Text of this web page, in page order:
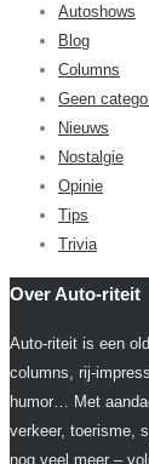
Autoshows
Blog
Columns
Geen
Nieuws
Nostalgie
Opinie
Tips
Trivia
Over Auto-riteit
Auto-riteit is een
columns, rij-
humor… Met
verkeer, toerisme,
nog veel meer –